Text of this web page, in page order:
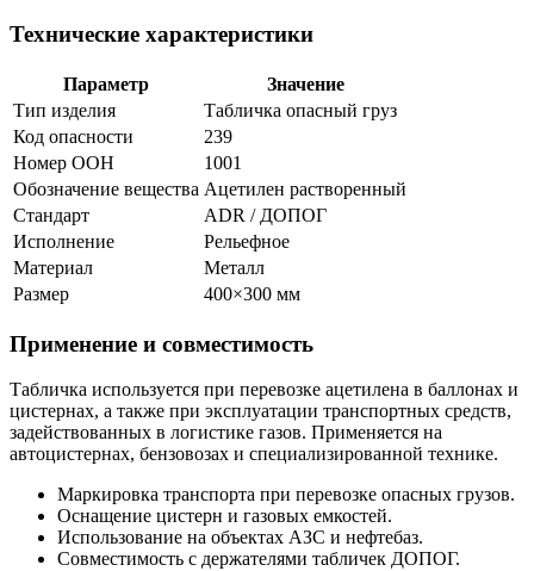
Технические характеристики
Параметр
Значение
Тип изделия
Табличка опасный груз
Код опасности
239
Номер ООН
1001
Обозначение вещества Ацетилен растворенный
Стандарт
ADR / ДОПОГ
Исполнение
Рельефное
Материал
Металл
Размер
400×300 мм
Применение и совместимость
Табличка используется при перевозке ацетилена в баллонах и
цистернах, а также при эксплуатации транспортных средств,
задействованных в логистике газов. Применяется на
автоцистернах, бензовозах и специализированной технике.
Маркировка транспорта при перевозке опасных грузов.
Оснащение цистерн и газовых емкостей.
Использование на объектах АЗС и нефтебаз.
Совместимость с держателями табличек ДОПОГ.